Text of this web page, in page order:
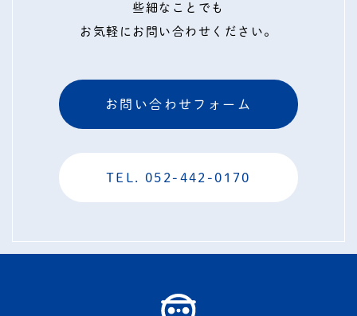
些細なことでも
お気軽にお問い合わせください。
お問い合わせフォーム
TEL. 052-442-0170